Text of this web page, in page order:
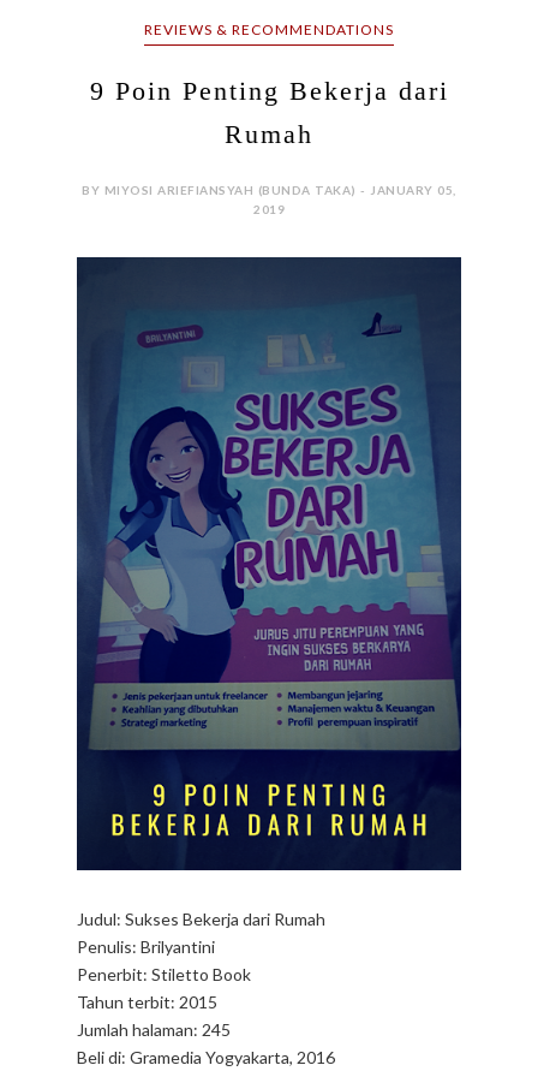
REVIEWS & RECOMMENDATIONS
9 Poin Penting Bekerja dari
Rumah
BY MIYOSI ARIEFIANSYAH (BUNDA TAKA) - JANUARY 05,
2019
Judul: Sukses Bekerja dari Rumah
Penulis: Brilyantini
Penerbit: Stiletto Book
Tahun terbit: 2015
Jumlah halaman: 245
Beli di: Gramedia Yogyakarta, 2016